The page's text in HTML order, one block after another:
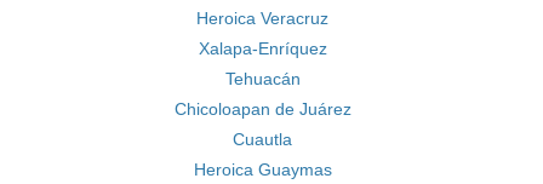
Heroica Veracruz
Xalapa-Enríquez
Tehuacán
Chicoloapan de Juárez
Cuautla
Heroica Guaymas